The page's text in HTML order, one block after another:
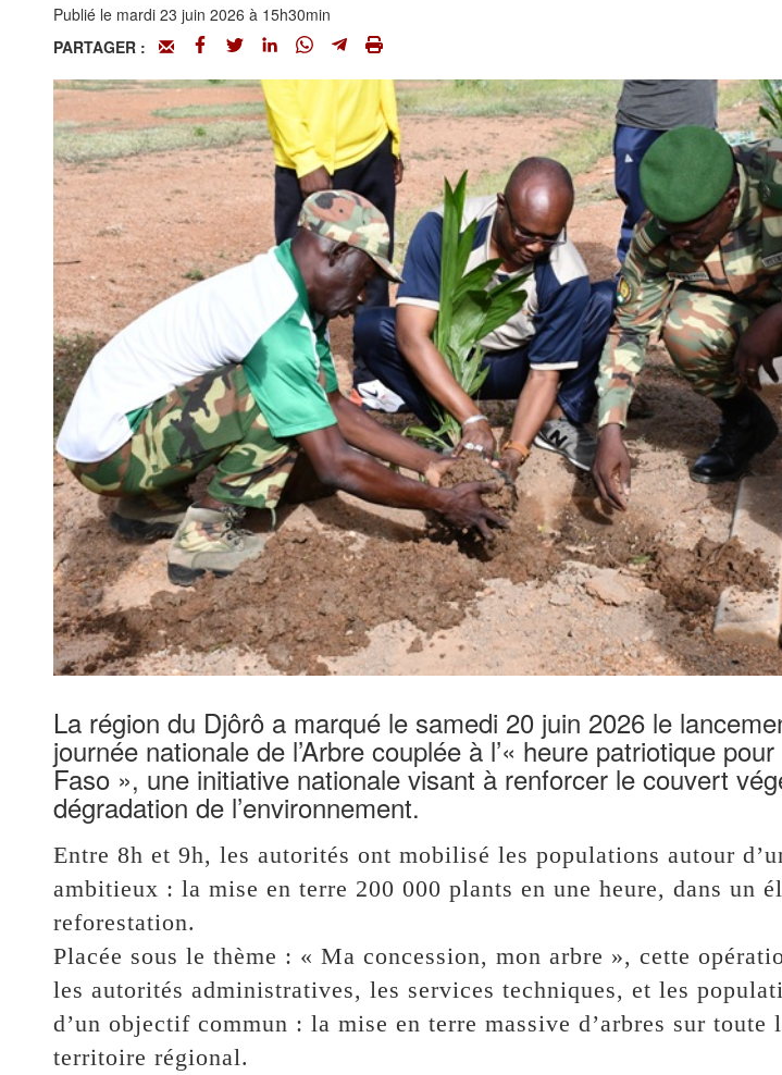
Publié le mardi 23 juin 2026 à 15h30min
PARTAGER :
La région du Djôrô a marqué le samedi 20 juin 2026 le
journée nationale de l’Arbre couplée à l’« heure patriotique
Faso », une initiative nationale visant à renforcer le couvert
dégradation de l’environnement.
Entre 8h et 9h, les autorités ont mobilisé les populations autour
ambitieux : la mise en terre 200 000 plants en une heure, dans un
reforestation.
Placée sous le thème : « Ma concession, mon arbre », cette
les autorités administratives, les services techniques, et les
d’un objectif commun : la mise en terre massive d’arbres sur toute
territoire régional.